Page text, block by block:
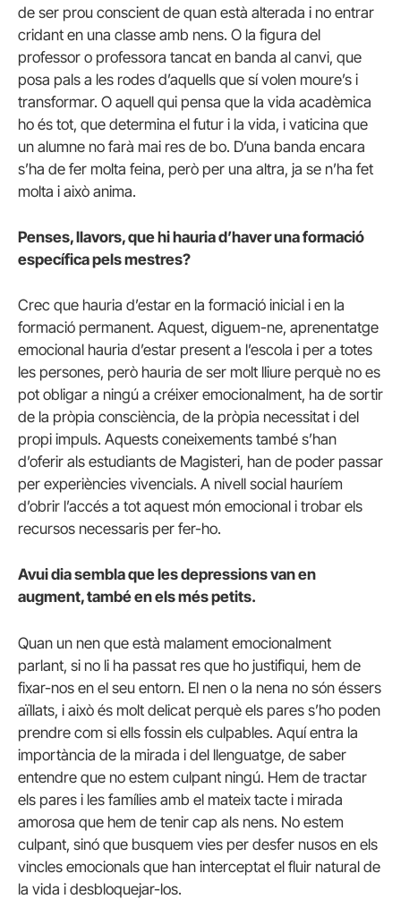
de ser prou conscient de quan està alterada i no entrar
cridant en una classe amb nens. O la figura del
professor o professora tancat en banda al canvi, que
posa pals a les rodes d’aquells que sí volen moure’s i
transformar. O aquell qui pensa que la vida acadèmica
ho és tot, que determina el futur i la vida, i vaticina que
un alumne no farà mai res de bo. D’una banda encara
s’ha de fer molta feina, però per una altra, ja se n’ha fet
molta i això anima.
Penses, llavors, que hi hauria d’haver una formació
específica pels mestres?
Crec que hauria d’estar en la formació inicial i en la
formació permanent. Aquest, diguem-ne, aprenentatge
emocional hauria d’estar present a l’escola i per a totes
les persones, però hauria de ser molt lliure perquè no es
pot obligar a ningú a créixer emocionalment, ha de sortir
de la pròpia consciència, de la pròpia necessitat i del
propi impuls. Aquests coneixements també s’han
d’oferir als estudiants de Magisteri, han de poder passar
per experiències vivencials. A nivell social hauríem
d’obrir l’accés a tot aquest món emocional i trobar els
recursos necessaris per fer-ho.
Avui dia sembla que les depressions van en
augment, també en els més petits.
Quan un nen que està malament emocionalment
parlant, si no li ha passat res que ho justifiqui, hem de
fixar-nos en el seu entorn. El nen o la nena no són éssers
aïllats, i això és molt delicat perquè els pares s’ho poden
prendre com si ells fossin els culpables. Aquí entra la
importància de la mirada i del llenguatge, de saber
entendre que no estem culpant ningú. Hem de tractar
els pares i les famílies amb el mateix tacte i mirada
amorosa que hem de tenir cap als nens. No estem
culpant, sinó que busquem vies per desfer nusos en els
vincles emocionals que han interceptat el fluir natural de
la vida i desbloquejar-los.